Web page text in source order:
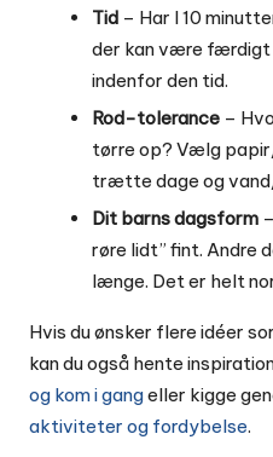
Tid – Har I 10
der kan være
indenfor den tid.
Rod-tolerance –
tørre op? Vælg
trætte dage og
Dit barns dagsform
røre lidt” fint. Andre
længe. Det er helt
Hvis du ønsker flere idéer
kan du også hente
og kom i gangeller kigge
aktiviteter og fordybelse.